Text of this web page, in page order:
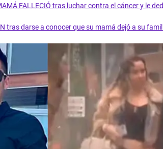
FALLECIÓ tras luchar contra el cáncer y le
tras darse a conocer que su mamá dejó a su